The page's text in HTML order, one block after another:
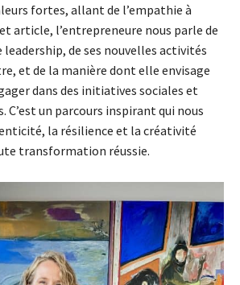
fortes, allant de l’empathie à
article, l’entrepreneure nous parle de
leadership, de ses nouvelles activités
et de la manière dont elle envisage
dans des initiatives sociales et
un parcours inspirant qui nous
la résilience et la créativité
transformation réussie.